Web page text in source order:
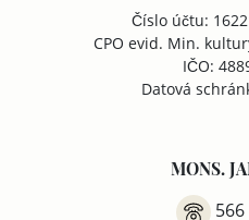
Číslo účtu:
CPO evid. Min.
IČO:
Datová
MONS.
566